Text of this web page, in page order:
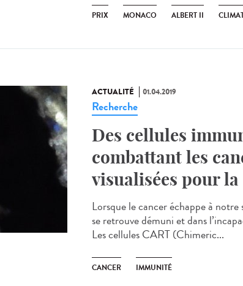
PRIX MONACO ALBERT II
ACTUALITÉ 01.04.2019
Recherche
Des cellules
combattant les
visualisées pour
Lorsque le cancer échappe à
se retrouve démuni et dans
Les cellules CART (Chimeric...
CANCER IMMUNITÉ